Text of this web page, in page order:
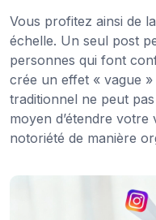
Vous profitez ainsi de
échelle. Un seul post
personnes qui font
crée un effet « vague
traditionnel ne peut
moyen d’étendre
notoriété de manière